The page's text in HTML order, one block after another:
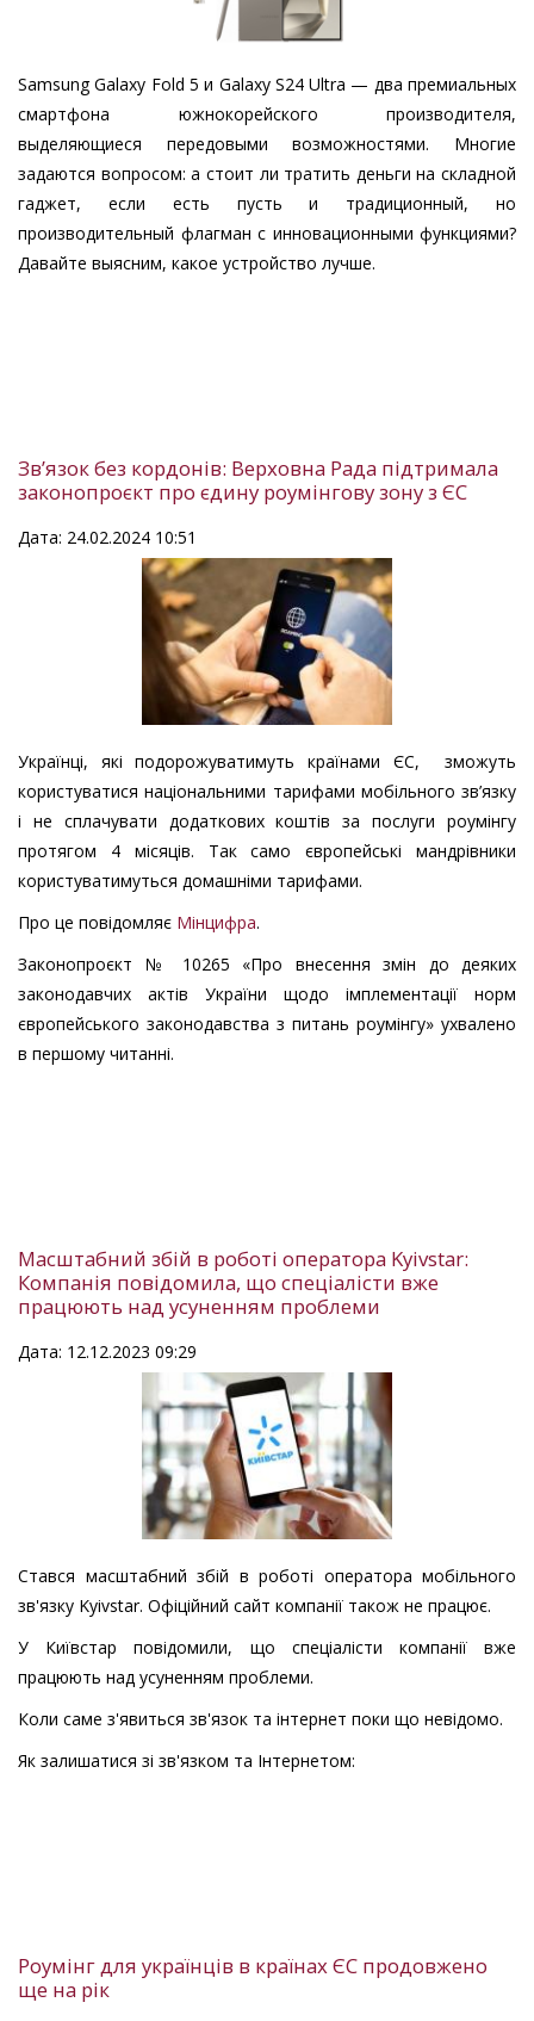
Samsung Galaxy Fold 5 и Galaxy S24 Ultra — два премиальных
смартфона южнокорейского производителя,
выделяющиеся передовыми возможностями. Многие
задаются вопросом: а стоит ли тратить деньги на складной
гаджет, если есть пусть и традиционный, но
производительный флагман с инновационными функциями?
Давайте выясним, какое устройство лучше.
Звʼязок без кордонів: Верховна Рада підтримала
законопроєкт про єдину роумінгову зону з ЄС
Дата: 24.02.2024 10:51
Українці, які подорожуватимуть країнами ЄС, зможуть
користуватися національними тарифами мобільного зв’язку
і не сплачувати додаткових коштів за послуги роумінгу
протягом 4 місяців. Так само європейські мандрівники
користуватимуться домашніми тарифами.
Про це повідомляє Мінцифра.
Законопроєкт № 10265 «Про внесення змін до деяких
законодавчих актів України щодо імплементації норм
європейського законодавства з питань роумінгу» ухвалено
в першому читанні.
Масштабний збій в роботі оператора Kyivstar:
Компанія повідомила, що спеціалісти вже
працюють над усуненням проблеми
Дата: 12.12.2023 09:29
Стався масштабний збій в роботі оператора мобільного
зв'язку Kyivstar. Офіційний сайт компанії також не працює.
У Київстар повідомили, що спеціалісти компанії вже
працюють над усуненням проблеми.
Коли саме з'явиться зв'язок та інтернет поки що невідомо.
Як залишатися зі зв'язком та Інтернетом:
Роумінг для українців в країнах ЄС продовжено
ще на рік